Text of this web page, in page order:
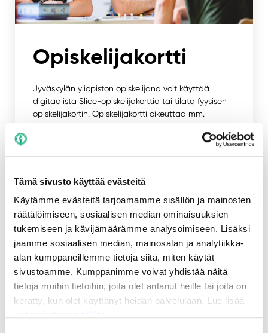
Tämä sivusto käyttää evästeitä
Käytämme evästeitä tarjoamamme sisällön ja mainosten
räätälöimiseen, sosiaalisen median ominaisuuksien
tukemiseen ja kävijämäärämme analysoimiseen. Lisäksi
jaamme sosiaalisen median, mainosalan ja analytiikka-
alan kumppaneillemme tietoja siitä, miten käytät
sivustoamme. Kumppanimme voivat yhdistää näitä
tietoja muihin tietoihin, joita olet antanut heille tai joita on
kerätty, kun olet käyttänyt heidän palvelujaan. Lue lisää
Opiskelijakortti
Jyväskylän yliopiston opiskelijana voit käyttää
digitaalista Slice-opiskelijakorttia tai tilata fyysisen
opiskelijakortin. Opiskelijakortti oikeuttaa mm.
Hyödylliset linkit
Tilavaraukset